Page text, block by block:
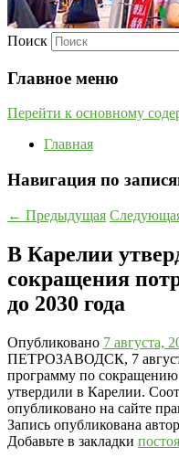
Поиск
Главное меню
Перейти к основному
Главная
Навигация по
← Предыдущая
В Карелии
сокращения
до 2030 года
Опубликовано 7 августа,
ПЕТРОЗАВОДСК, 7
программу по сокращению
утвердили в Карелии.
опубликовано на сайте
Запись опубликована
Добавьте в закладки